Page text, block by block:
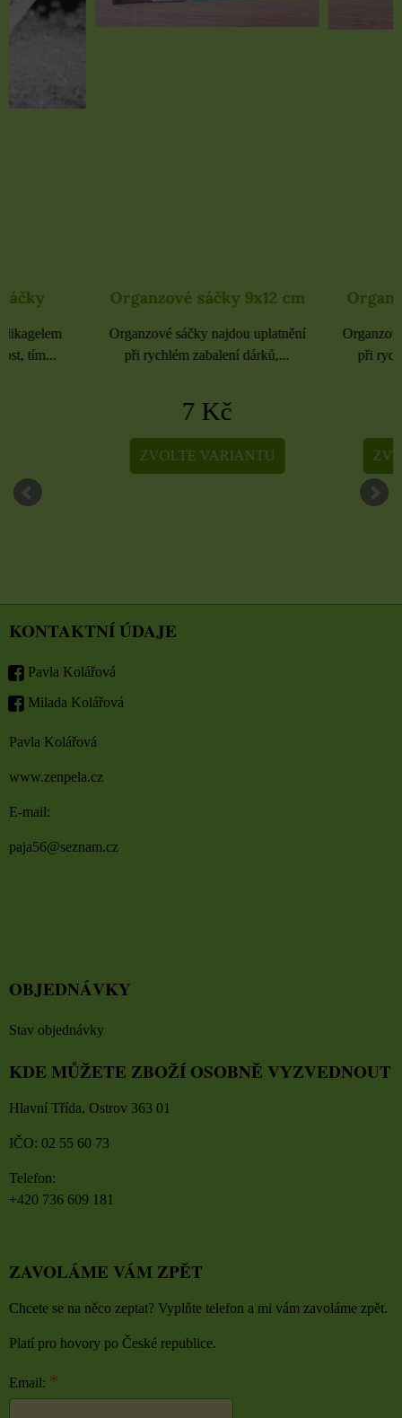
Organzové sáčky 9x12 cm
Organzové sáčky najdou uplatnění
při rychlém zabalení dárků,...
ZVOLTE VARIANTU
Organzové sáčky
Organzové sáčky najdou
při rychlém zabalení
ZVOLTE
KONTAKTNÍ ÚDAJE
Pavla Kolářová
Milada Kolářová
Pavla Kolářová
www.zenpela.cz
E-mail:
paja56@seznam.cz
OBJEDNÁVKY
Stav objednávky
KDE MŮŽETE ZBOŽÍ OSOBNĚ VYZVEDNOUT
Hlavní Třída, Ostrov 363 01
IČO: 02 55 60 73
Telefon:
+420 736 609 181
ZAVOLÁME VÁM ZPĚT
Chcete se na něco zeptat? Vyplňte telefon a mi vám zavoláme zpět.
Platí pro hovory po České republice.
Email: *